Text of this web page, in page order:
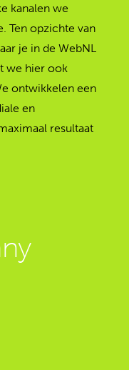
kanalen we
Ten opzichte van
je in de WebNL
we hier ook
ontwikkelen een
en
resultaat